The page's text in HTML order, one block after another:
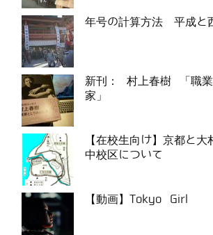
年号の計算方法 平成と
新刊： 村上春樹 「職業
家」
【在校生向け】京都と大
中校区について
【動画】Tokyo Girl